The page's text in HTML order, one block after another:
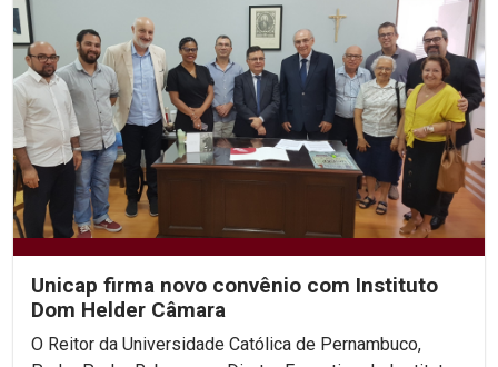
Unicap firma novo convênio com Instituto
Dom Helder Câmara
O Reitor da Universidade Católica de Pernambuco,